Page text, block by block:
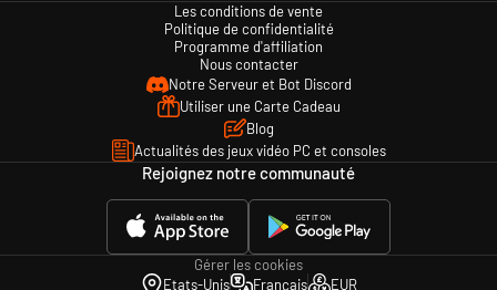
Les conditions de vente
Politique de confidentialité
Programme d'affiliation
Nous contacter
Notre Serveur et Bot Discord
Utiliser une Carte Cadeau
Blog
Actualités des jeux vidéo PC et consoles
Rejoignez notre communauté
Gérer les cookies
Etats-Unis
Français EUR